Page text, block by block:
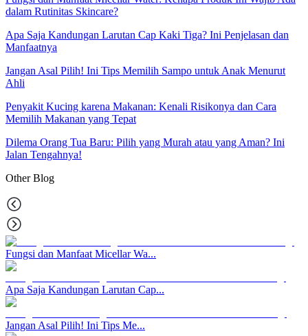
dalam Rutinitas Skincare?
Apa Saja Kandungan Larutan Cap Kaki Tiga? Ini Penjelasan dan
Manfaatnya
Jangan Asal Pilih! Ini Tips Memilih Sampo untuk Anak Menurut
Ahli
Penyakit Kucing karena Makanan: Kenali Risikonya dan Cara
Memilih Makanan yang Tepat
Dilema Orang Tua Baru: Pilih yang Murah atau yang Aman? Ini
Jalan Tengahnya!
OtherBlog
Fungsi dan Manfaat Micellar Wa...
Apa Saja Kandungan Larutan Cap...
Jangan Asal Pilih! Ini Tips Me...